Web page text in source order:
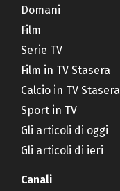
Domani
Film
Serie TV
Film in TV Stasera
Calcio in TV Stasera
Sport in TV
Gli articoli di oggi
Gli articoli di ieri
Canali